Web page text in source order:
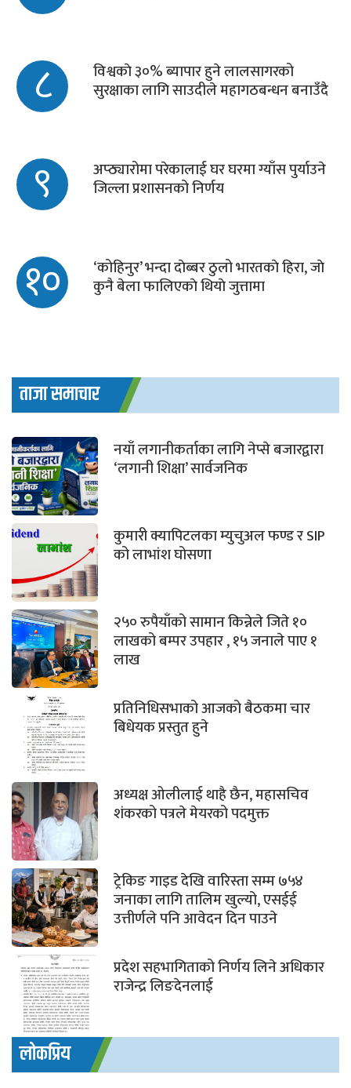
८ विश्वकाे ३०% ब्यापार हुने लालसागरको
सुरक्षाका लागि साउदीले महागठबन्धन बनाउँदै
९ अप्ठ्यारोमा परेकालाई घर घरमा ग्याँस पुर्याउने
जिल्ला प्रशासनको निर्णय
१० ‘कोहिनुर’ भन्दा दाेब्बर ठुलो भारतकाे हिरा, जाे
कुनै बेला फालिएकाे थियाे जुत्तामा
ताजा समाचार
नयाँ लगानीकर्ताका लागि नेप्से बजारद्वारा
‘लगानी शिक्षा’ सार्वजनिक
कुमारी क्यापिटलका म्युचुअल फण्ड र SIP
को लाभांश घोसणा
२५० रुपैयाँको सामान किन्नेले जिते १०
लाखको बम्पर उपहार , १५ जनाले पाए १
लाख
प्रतिनिधिसभाको आजको बैठकमा चार
बिधेयक प्रस्तुत हुने
अध्यक्ष ओलीलाई थाहै छैन, महासचिव
शंकरको पत्रले मेयरको पदमुक्त
ट्रेकिङ गाइड देखि वारिस्ता सम्म ७५४
जनाका लागि तालिम खुल्यो, एसईई
उत्तीर्णले पनि आवेदन दिन पाउने
प्रदेश सहभागिताको निर्णय लिने अधिकार
राजेन्द्र लिङदेनलाई
लोकप्रिय